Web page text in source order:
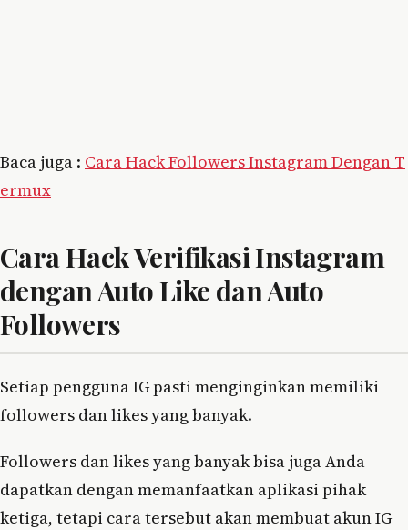
Baca juga : Cara Hack Followers Instagram Dengan T
ermux
Cara Hack Verifikasi Instagram
dengan Auto Like dan Auto
Followers
Setiap pengguna IG pasti menginginkan memiliki
followers dan likes yang banyak.
Followers dan likes yang banyak bisa juga Anda
dapatkan dengan memanfaatkan aplikasi pihak
ketiga, tetapi cara tersebut akan membuat akun IG